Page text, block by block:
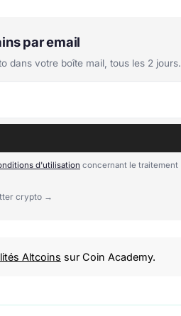
par email
dans votre boîte mail, tous les 2 jours.
d'utilisation concernant le traitement
crypto →
Altcoins sur Coin Academy.